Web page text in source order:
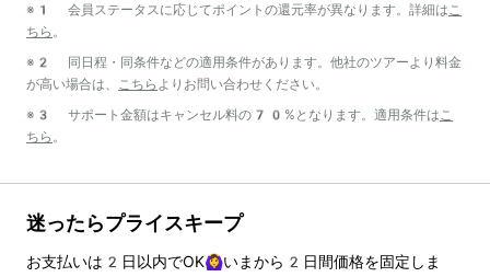
※1 会員ステータスに応じてポイントの還元率が異なります。詳細は こ
ちら 。
※2 同日程・同条件などの適用条件があります。他社のツアーより料金
が高い場合は、
こちら よりお問い合わせください。
※3 サポート金額はキャンセル料の70%となります。適用条件は こ
ちら 。
迷ったらプライスキープ
お支払いは 2 日以内でOK🙆‍♀️いまから 2 日間価格を固定しま